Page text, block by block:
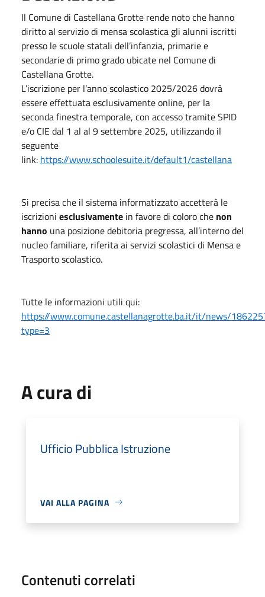
Il Comune di Castellana Grotte rende noto che hanno
diritto al servizio di mensa scolastica gli alunni iscritti
presso le scuole statali dell’infanzia, primarie e
secondarie di primo grado ubicate nel Comune di
Castellana Grotte.
L’iscrizione per l’anno scolastico 2025/2026 dovrà
essere effettuata esclusivamente online, per la
seconda finestra temporale, con accesso tramite SPID
e/o CIE dal 1 al al 9 settembre 2025, utilizzando il
seguente
link: https://www.schoolesuite.it/default1/castellana
Si precisa che il sistema informatizzato accetterà le
iscrizioni esclusivamente in favore di coloro che non
hanno una posizione debitoria pregressa, all’interno del
nucleo familiare, riferita ai servizi scolastici di Mensa e
Trasporto scolastico.
Tutte le informazioni utili qui:
https://www.comune.castellanagrotte.ba.it/it/news/
type=3
A cura di
Ufficio Pubblica Istruzione
VAI ALLA PAGINA
Contenuti correlati